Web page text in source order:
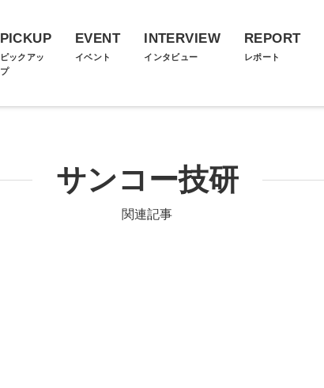
PICKUP
ピックアッ
プ
EVENT
イベント
INTERVIEW
インタビュー
REPORT
レポート
サンコー技研
関連記事